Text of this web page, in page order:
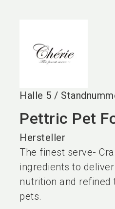
Halle 5 /
Pettric Pet
Hersteller
The finest serve-
ingredients to
nutrition and
pets.